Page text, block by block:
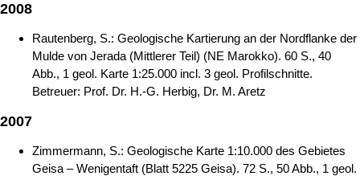
2008
Rautenberg, S.: Geologische Kartierung an der Nordflanke der
Mulde von Jerada (Mittlerer Teil) (NE Marokko). 60 S., 40
Abb., 1 geol. Karte 1:25.000 incl. 3 geol. Profilschnitte.
Betreuer: Prof. Dr. H.-G. Herbig, Dr. M. Aretz
2007
Zimmermann, S.: Geologische Karte 1:10.000 des Gebietes
Geisa – Wenigentaft (Blatt 5225 Geisa). 72 S., 50 Abb., 1 geol.